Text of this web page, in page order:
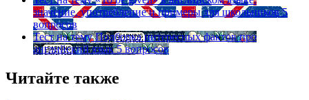
значение, употребление и примеры для школьников 5
вопросов
Тест на тему Подборка интересных фактов про
английский язык 5 вопросов
Читайте также